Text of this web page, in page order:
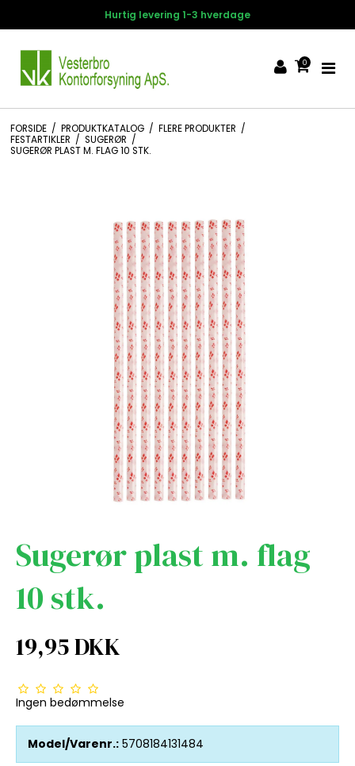
Hurtig levering 1-3 hverdage
0
FORSIDE / PRODUKTKATALOG / FLERE PRODUKTER /
FESTARTIKLER / SUGERØR /
SUGERØR PLAST M. FLAG 10 STK.
Sugerør plast m. flag
10 stk.
19,95 DKK
Ingen bedømmelse
Model/Varenr.: 5708184131484